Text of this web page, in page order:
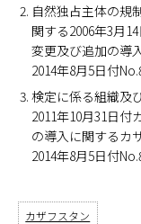
自然独占主体の規
関する2006年3月
変更及び追加の導
2014年8月5日付
検定に係る組織及
2011年10月31日付
の導入に関するカ
2014年8月5日付
カザフスタン